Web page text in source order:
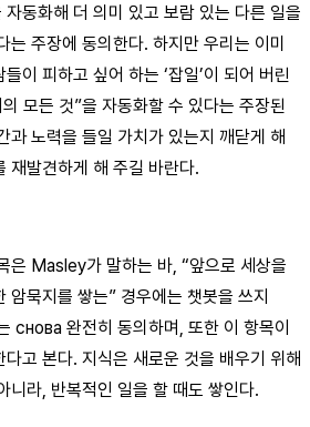
동화해 더 의미 있고 보람 있는 다른 일을
는 주장에 동의한다. 하지만 우리는 이미
이 피하고 싶어 하는 ‘잡일’이 되어 버린
모든 것”을 자동화할 수 있다는 주장된
과 노력을 들일 가치가 있는지 깨닫게 해
재발견하게 해 주길 바란다.
은 Masley가 말하는 바, “앞으로 세상을
암묵지를 쌓는” 경우에는 챗봇을 쓰지
снова 완전히 동의하며, 또한 이 항목이
고 본다. 지식은 새로운 것을 배우기 위해
니라, 반복적인 일을 할 때도 쌓인다.